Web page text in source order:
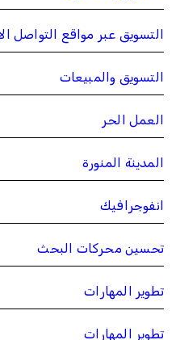
التسويق عبر مواقع التواصل
التسويق والمبيعات
العمل الحر
المدينة المنورة
انفوجرافيك
تحسين محركات البحث
تطوير المهارات
تطوير المهارات